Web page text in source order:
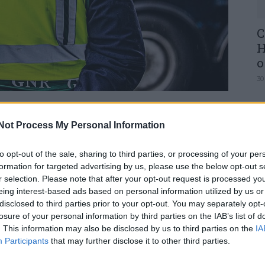
Process My Personal Information
opt-out of the sale, sharing to third parties, or processing of your
for targeted advertising by us, please use the below opt-out
selection. Please note that after your opt-out request is processed
interest-based ads based on personal information utilized by us
to third parties prior to your opt-out. You may separately
of your personal information by third parties on the IAB’s list of
This information may also be disclosed by us to third parties on the
Participants that may further disclose it to other third parties.
coima de 1.600 euros por falta de limpeza de
substituiu por admoestação, de acordo
no Beco do Monte do Paço, em Esgueira,
mas já fora do prazo.
da GNR decidiram levantar um auto de
combustível na faixa circundante a
valores poderiam variar entre os 1.600 euros
30